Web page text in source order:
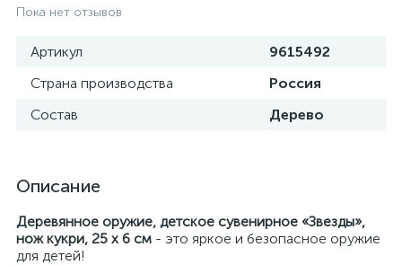
Пока нет отзывов
Артикул
9615492
Страна производства
Россия
Состав
Дерево
Описание
Деревянное оружие, детское сувенирное «Звезды»,
нож кукри, 25 х 6 см - это яркое и безопасное оружие
для детей!